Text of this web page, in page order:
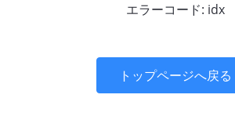
エラーコード: idx
トップページへ戻る